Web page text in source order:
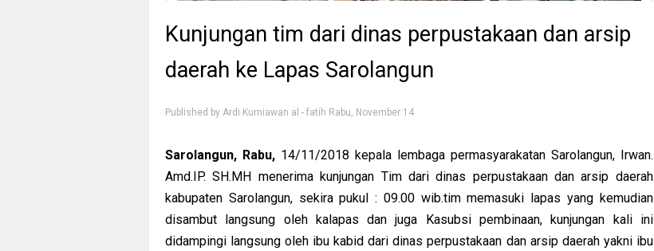
Kunjungan tim dari dinas perpustakaan dan arsip
daerah ke Lapas Sarolangun
Published by Ardi Kurniawan al - fatih Rabu, November 14
Sarolangun, Rabu, 14/11/2018 kepala lembaga permasyarakatan Sarolangun, Irwan.
Amd.IP. SH.MH menerima kunjungan Tim dari dinas perpustakaan dan arsip daerah
kabupaten Sarolangun, sekira pukul : 09.00 wib.tim memasuki lapas yang kemudian
disambut langsung oleh kalapas dan juga Kasubsi pembinaan, kunjungan kali ini
didampingi langsung oleh ibu kabid dari dinas perpustakaan dan arsip daerah yakni ibu